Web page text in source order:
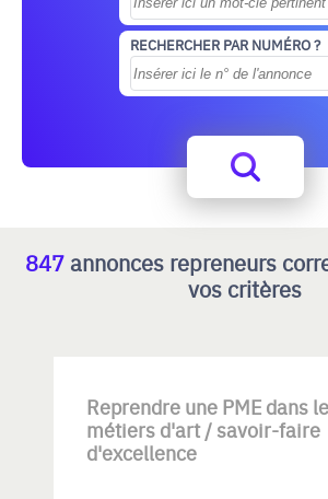
RECHERCHER PAR NUMÉRO ?
847annonces repreneurs
vos critères
Reprendre une PME dans
métiers d'art / savoir-faire
d'excellence